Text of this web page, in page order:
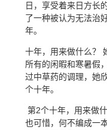
日，享受着来日方长
了一种被认为无法治
年。
十年，用来做什么？
所有的闲暇和寒暑假
过中草药的调理，她
个十年。
第2个十年，用来做
也可惜，何不编成一